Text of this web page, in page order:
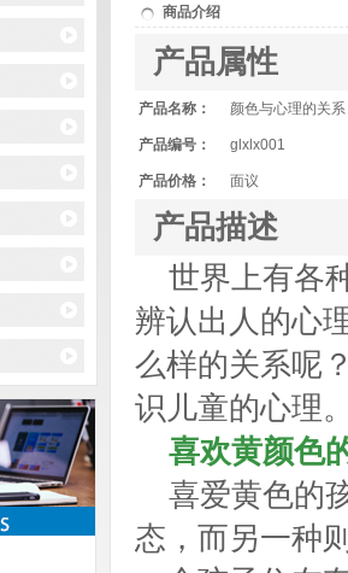
商品介绍
产品属性
产品名称： 颜色与心理的关
产品编号： glxlx001
产品价格： 面议
产品描述
世界上有各
辨认出人的心
么样的关系呢
识儿童的心理
喜欢黄颜色
喜爱黄色的
态，而另一种